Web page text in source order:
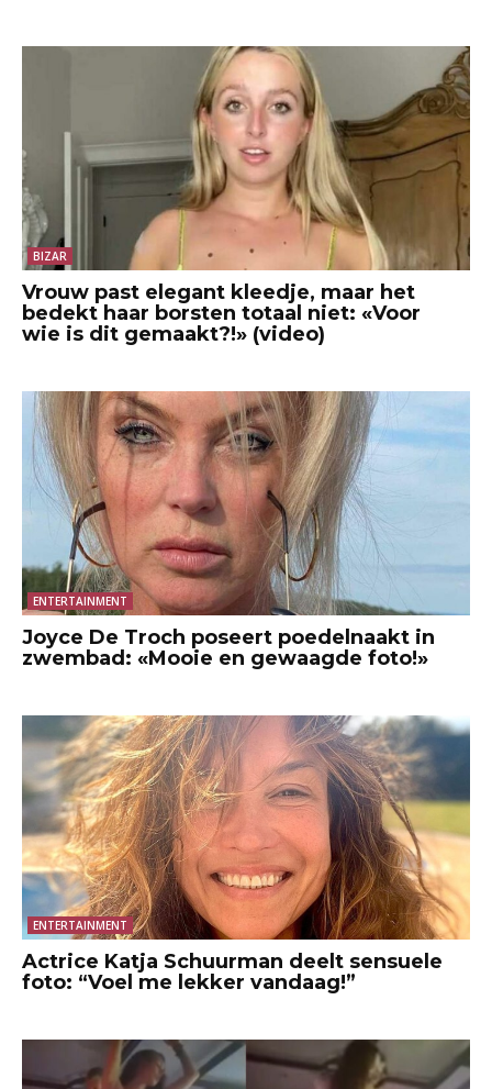
BIZAR
Vrouw past elegant kleedje, maar het
bedekt haar borsten totaal niet: «Voor
wie is dit gemaakt?!» (video)
ENTERTAINMENT
Joyce De Troch poseert poedelnaakt in
zwembad: «Mooie en gewaagde foto!»
ENTERTAINMENT
Actrice Katja Schuurman deelt sensuele
foto: “Voel me lekker vandaag!”